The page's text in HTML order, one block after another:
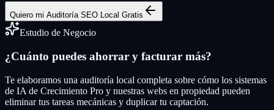
Quiero mi Auditoría SEO Local Gratis
Estudio de Negocio
¿Cuánto puedes ahorrar y facturar más?
Te elaboramos una auditoría local completa sobre cómo los sistemas
de IA de Crecimiento Pro y nuestras webs en propiedad pueden
eliminar tus tareas mecánicas y duplicar tu captación.